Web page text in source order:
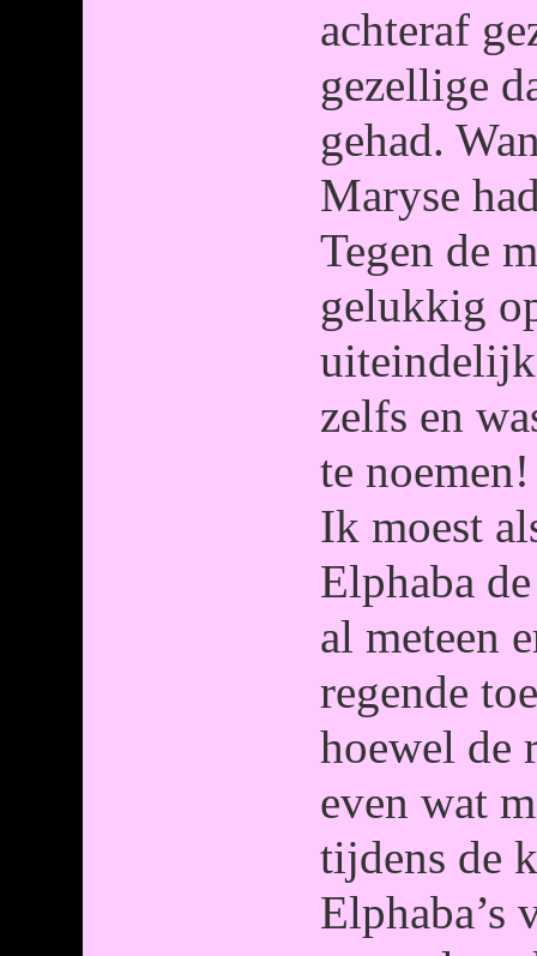
achteraf
gezellige
gehad.
Maryse
Tegen de
gelukkig
uiteindelijk
zelfs en
te noemen!
Ik moest
Elphaba
al meteen
regende
hoewel de
even wat
tijdens de
Elphaba’s